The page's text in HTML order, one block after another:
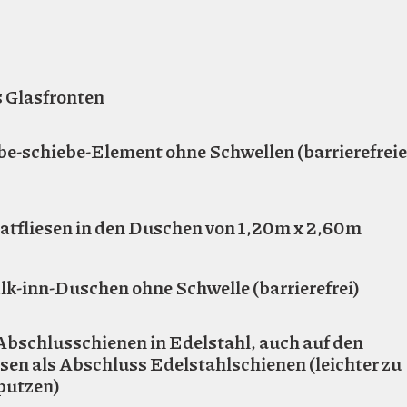
Glasfronten
schiebe-Element ohne Schwellen
in den Duschen von 1,20m x 2,60m
inn-Duschen ohne Schwelle (barrierefrei)
in Edelstahl, auch auf den
als Abschluss Edelstahlschienen (leichter zu